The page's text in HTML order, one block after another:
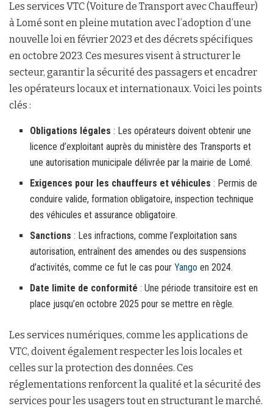
Les services VTC (Voiture de Transport avec Chauffeur)
à Lomé sont en pleine mutation avec l’adoption d’une
nouvelle loi en février 2023 et des décrets spécifiques
en octobre 2023. Ces mesures visent à structurer le
secteur, garantir la sécurité des passagers et encadrer
les opérateurs locaux et internationaux. Voici les points
clés :
Obligations légales : Les opérateurs doivent obtenir une
licence d’exploitant auprès du ministère des Transports et
une autorisation municipale délivrée par la mairie de Lomé.
Exigences pour les chauffeurs et véhicules : Permis de
conduire valide, formation obligatoire, inspection technique
des véhicules et assurance obligatoire.
Sanctions : Les infractions, comme l’exploitation sans
autorisation, entraînent des amendes ou des suspensions
d’activités, comme ce fut le cas pourYango en 2024.
Date limite de conformité : Une période transitoire est en
place jusqu’en octobre 2025 pour se mettre en règle.
Les services numériques, comme les applications de
VTC, doivent également respecter les lois locales et
celles sur la protection des données. Ces
réglementations renforcent la qualité et la sécurité des
services pour les usagers tout en structurant le marché.